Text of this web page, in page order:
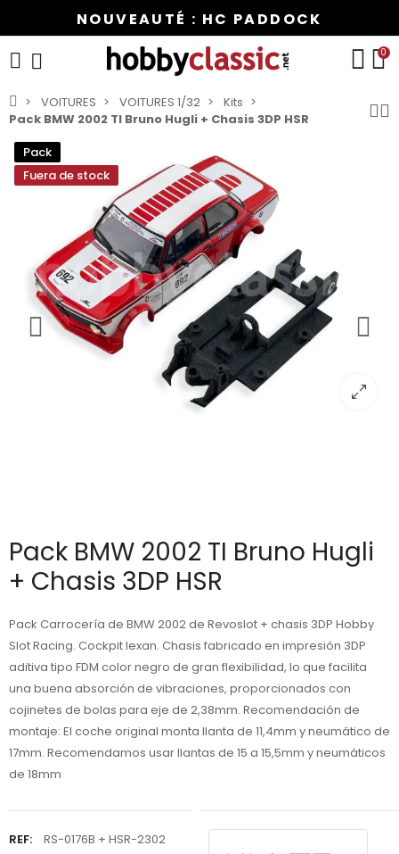
NOUVEAUTÉ : HC PADDOCK
0
VOITURES VOITURES 1/32
Kits
Pack BMW 2002 TI Bruno Hugli + Chasis 3DP HSR
Pack
Fuera de stock
Pack BMW 2002 TI Bruno Hugli
+ Chasis 3DP HSR
Pack Carrocería de BMW 2002 de Revoslot + chasis 3DP Hobby
Slot Racing. Cockpit lexan. Chasis fabricado en impresión 3DP
aditiva tipo FDM color negro de gran flexibilidad, lo que facilita
una buena absorción de vibraciones, proporcionados con
cojinetes de bolas para eje de 2,38mm. Recomendación de
montaje: El coche original monta llanta de 11,4mm y neumático de
17mm. Recomendamos usar llantas de 15 a 15,5mm y neumáticos
de 18mm
REF: RS-0176B + HSR-2302